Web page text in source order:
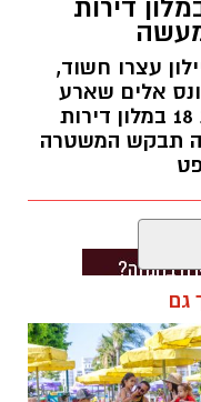
דירות
עצרו חשוד,
אלים שארע
זמן קצר קודם לכן בצעירה בת 18 במלון דירות
תבקש המשטרה
גם